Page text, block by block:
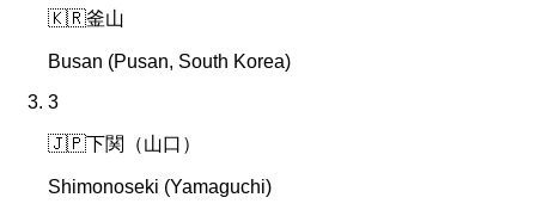
🇰🇷釜山
Busan (Pusan, South Korea)
3
🇯🇵下関（山口）
Shimonoseki (Yamaguchi)